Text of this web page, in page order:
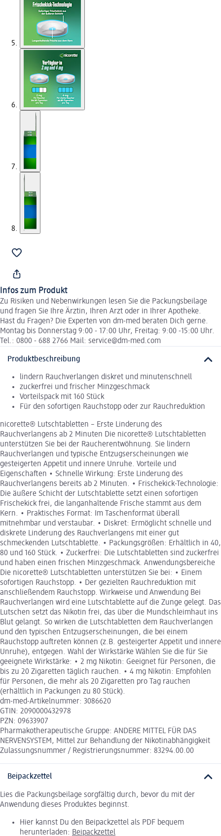
Infos zum Produkt
Zu Risiken und Nebenwirkungen lesen Sie die Packungsbeilage
und fragen Sie Ihre Ärztin, Ihren Arzt oder in Ihrer Apotheke.
Hast du Fragen? Die Experten von dm-med beraten Dich gerne.
Montag bis Donnerstag 9:00 - 17:00 Uhr, Freitag: 9:00 -15:00 Uhr.
Tel.: 0800 - 688 2766 Mail: service@dm-med.com
Produktbeschreibung
lindern Rauchverlangen diskret und minutenschnell
zuckerfrei und frischer Minzgeschmack
Vorteilspack mit 160 Stück
Für den sofortigen Rauchstopp oder zur Rauchreduktion
nicorette® Lutschtabletten – Erste Linderung des
Rauchverlangens ab 2 Minuten Die nicorette® Lutschtabletten
unterstützen Sie bei der Raucherentwöhnung. Sie lindern
Rauchverlangen und typische Entzugserscheinungen wie
gesteigerten Appetit und innere Unruhe. Vorteile und
Eigenschaften • Schnelle Wirkung: Erste Linderung des
Rauchverlangens bereits ab 2 Minuten. • Frischekick-Technologie:
Die äußere Schicht der Lutschtablette setzt einen sofortigen
Frischekick frei, die langanhaltende Frische stammt aus dem
Kern. • Praktisches Format: Im Taschenformat überall
mitnehmbar und verstaubar. • Diskret: Ermöglicht schnelle und
diskrete Linderung des Rauchverlangens mit einer gut
schmeckenden Lutschtablette. • Packungsgrößen: Erhältlich in 40,
80 und 160 Stück. • Zuckerfrei: Die Lutschtabletten sind zuckerfrei
und haben einen frischen Minzgeschmack. Anwendungsbereiche
Die nicorette® Lutschtabletten unterstützen Sie bei: • Einem
sofortigen Rauchstopp. • Der gezielten Rauchreduktion mit
anschließendem Rauchstopp. Wirkweise und Anwendung Bei
Rauchverlangen wird eine Lutschtablette auf die Zunge gelegt. Das
Lutschen setzt das Nikotin frei, das über die Mundschleimhaut ins
Blut gelangt. So wirken die Lutschtabletten dem Rauchverlangen
und den typischen Entzugserscheinungen, die bei einem
Rauchstopp auftreten können (z.B. gesteigerter Appetit und innere
Unruhe), entgegen. Wahl der Wirkstärke Wählen Sie die für Sie
geeignete Wirkstärke: • 2 mg Nikotin: Geeignet für Personen, die
bis zu 20 Zigaretten täglich rauchen. • 4 mg Nikotin: Empfohlen
für Personen, die mehr als 20 Zigaretten pro Tag rauchen
(erhältlich in Packungen zu 80 Stück).
dm-med-Artikelnummer: 3086620
GTIN: 2090000432978
PZN: 09633907
Pharmakotherapeutische Gruppe: ANDERE MITTEL FÜR DAS
NERVENSYSTEM, Mittel zur Behandlung der Nikotinabhängigkeit
Zulassungsnummer / Registrierungsnummer: 83294.00.00
Beipackzettel
Lies die Packungsbeilage sorgfältig durch, bevor du mit der
Anwendung dieses Produktes beginnst.
Hier kannst Du den Beipackzettel als PDF bequem
herunterladen: Beipackzettel